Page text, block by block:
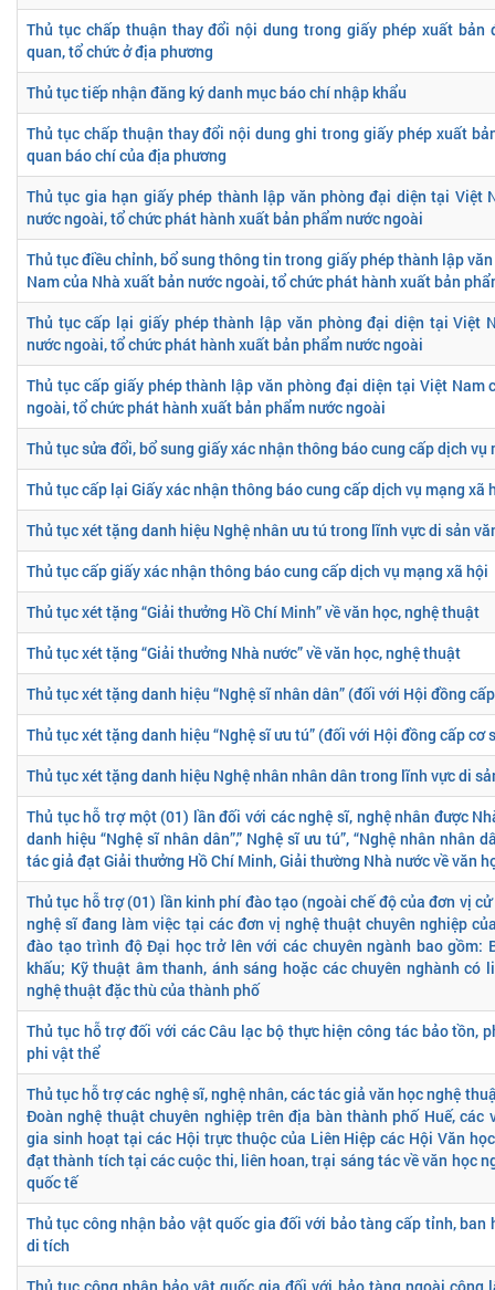
Thủ tục chấp thuận thay đổi nội dung trong giấy phép xuất bản
quan, tổ chức ở địa phương
Thủ tục tiếp nhận đăng ký danh mục báo chí nhập khẩu
Thủ tục chấp thuận thay đổi nội dung ghi trong giấy phép xuất
quan báo chí của địa phương
Thủ tục gia hạn giấy phép thành lập văn phòng đại diện tại Việt
nước ngoài, tổ chức phát hành xuất bản phẩm nước ngoài
Thủ tục điều chỉnh, bổ sung thông tin trong giấy phép thành lập
Nam của Nhà xuất bản nước ngoài, tổ chức phát hành xuất bản
Thủ tục cấp lại giấy phép thành lập văn phòng đại diện tại Việt
nước ngoài, tổ chức phát hành xuất bản phẩm nước ngoài
Thủ tục cấp giấy phép thành lập văn phòng đại diện tại Việt Nam
ngoài, tổ chức phát hành xuất bản phẩm nước ngoài
Thủ tục sửa đổi, bổ sung giấy xác nhận thông báo cung cấp dịch vụ
Thủ tục cấp lại Giấy xác nhận thông báo cung cấp dịch vụ mạng xã
Thủ tục xét tặng danh hiệu Nghệ nhân ưu tú trong lĩnh vực di sản
Thủ tục cấp giấy xác nhận thông báo cung cấp dịch vụ mạng xã hội
Thủ tục xét tặng “Giải thưởng Hồ Chí Minh” về văn học, nghệ thuật
Thủ tục xét tặng “Giải thưởng Nhà nước” về văn học, nghệ thuật
Thủ tục xét tặng danh hiệu “Nghệ sĩ nhân dân” (đối với Hội đồng
Thủ tục xét tặng danh hiệu “Nghệ sĩ ưu tú” (đối với Hội đồng cấp cơ
Thủ tục xét tặng danh hiệu Nghệ nhân nhân dân trong lĩnh vực di
Thủ tục hỗ trợ một (01) lần đối với các nghệ sĩ, nghệ nhân được
danh hiệu “Nghệ sĩ nhân dân”,” Nghệ sĩ ưu tú”, “Nghệ nhân nhân
tác giả đạt Giải thưởng Hồ Chí Minh, Giải thường Nhà nước về văn
Thủ tục hỗ trợ (01) lần kinh phí đào tạo (ngoài chế độ của đơn vị
nghệ sĩ đang làm việc tại các đơn vị nghệ thuật chuyên nghiệp
đào tạo trình độ Đại học trở lên với các chuyên ngành bao gồm:
khấu; Kỹ thuật âm thanh, ánh sáng hoặc các chuyên nghành có
nghệ thuật đặc thù của thành phố
Thủ tục hỗ trợ đối với các Câu lạc bộ thực hiện công tác bảo tồn,
phi vật thể
Thủ tục hỗ trợ các nghệ sĩ, nghệ nhân, các tác giả văn học nghệ
Đoàn nghệ thuật chuyên nghiệp trên địa bàn thành phố Huế, các
gia sinh hoạt tại các Hội trực thuộc của Liên Hiệp các Hội Văn
đạt thành tích tại các cuộc thi, liên hoan, trại sáng tác về văn học
quốc tế
Thủ tục công nhận bảo vật quốc gia đối với bảo tàng cấp tỉnh, ban
di tích